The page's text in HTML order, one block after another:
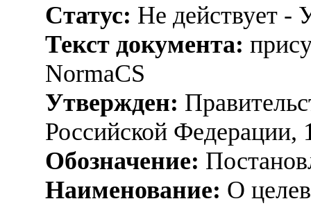
Статус: Не действует -
Текст документа:
NormaCS
Утвержден:
Российской Федерации,
Обозначение:
Наименование: О